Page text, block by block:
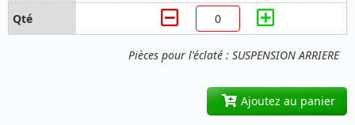
Pièces pour l'éclaté : SUSPENSION ARRIERE
Ajoutez au panier